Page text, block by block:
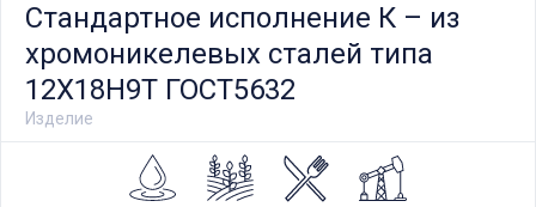
Изделие
Стандартное исполнение К – из
хромоникелевых сталей типа
12Х18Н9Т ГОСТ5632